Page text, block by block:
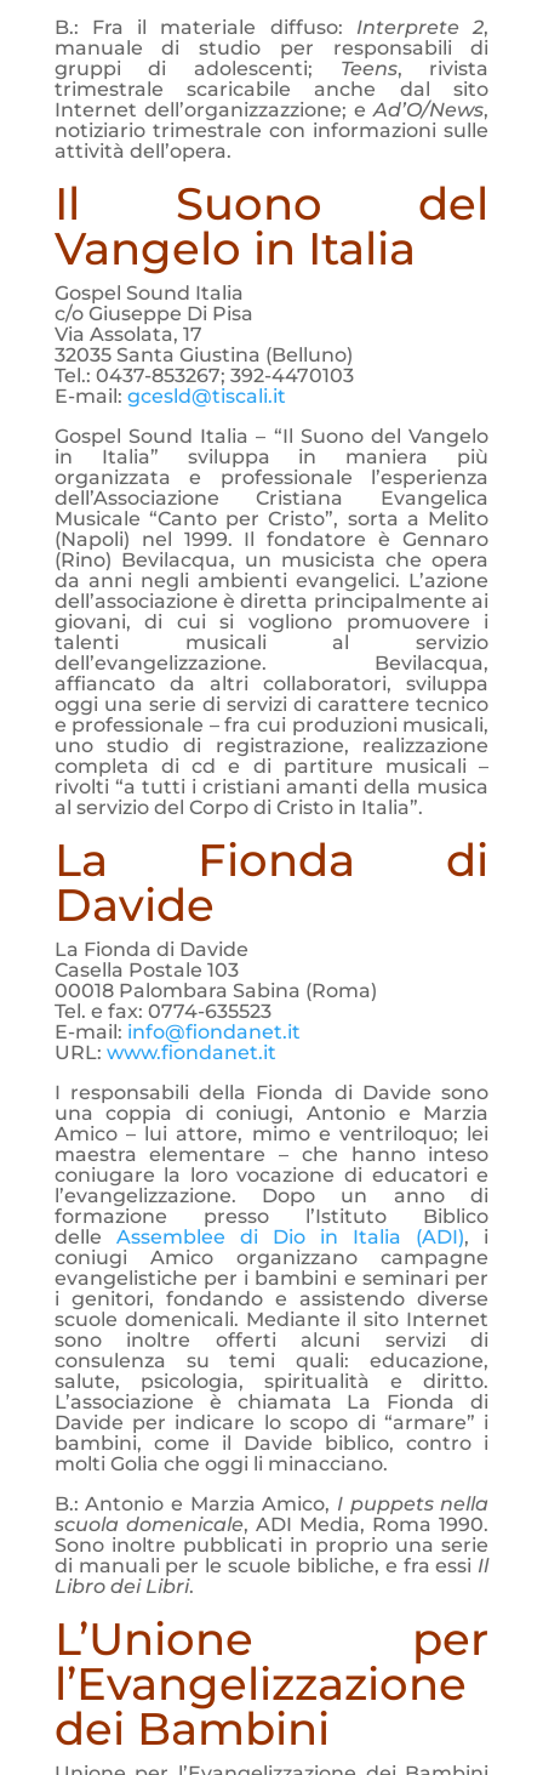
B.: Fra il materiale diffuso: Interprete 2,
manuale di studio per responsabili di
gruppi di adolescenti; Teens, rivista
trimestrale scaricabile anche dal sito
Internet dell’organizzazzione; eAd’O/News,
notiziario trimestrale con informazioni sulle
attività dell’opera.
Il Suono del
Vangelo in Italia
Gospel Sound Italia
c/o Giuseppe Di Pisa
Via Assolata, 17
32035 Santa Giustina (Belluno)
Tel.: 0437-853267; 392-4470103
E-mail: gcesld@tiscali.it
Gospel Sound Italia – “Il Suono del Vangelo
in Italia” sviluppa in maniera più
organizzata e professionale l’esperienza
dell’Associazione Cristiana Evangelica
Musicale “Canto per Cristo”, sorta a Melito
(Napoli) nel 1999. Il fondatore è Gennaro
(Rino) Bevilacqua, un musicista che opera
da anni negli ambienti evangelici. L’azione
dell’associazione è diretta principalmente ai
giovani, di cui si vogliono promuovere i
talenti musicali al servizio
dell’evangelizzazione. Bevilacqua,
affiancato da altri collaboratori, sviluppa
oggi una serie di servizi di carattere tecnico
e professionale – fra cui produzioni musicali,
uno studio di registrazione, realizzazione
completa di cd e di partiture musicali –
rivolti “a tutti i cristiani amanti della musica
al servizio del Corpo di Cristo in Italia”.
La Fionda di
Davide
La Fionda di Davide
Casella Postale 103
00018 Palombara Sabina (Roma)
Tel. e fax: 0774-635523
E-mail: info@fiondanet.it
URL: www.fiondanet.it
I responsabili della Fionda di Davide sono
una coppia di coniugi, Antonio e Marzia
Amico – lui attore, mimo e ventriloquo; lei
maestra elementare – che hanno inteso
coniugare la loro vocazione di educatori e
l’evangelizzazione. Dopo un anno di
formazione presso l’Istituto Biblico
delle Assemblee di Dio in Italia (ADI), i
coniugi Amico organizzano campagne
evangelistiche per i bambini e seminari per
i genitori, fondando e assistendo diverse
scuole domenicali. Mediante il sito Internet
sono inoltre offerti alcuni servizi di
consulenza su temi quali: educazione,
salute, psicologia, spiritualità e diritto.
L’associazione è chiamata La Fionda di
Davide per indicare lo scopo di “armare” i
bambini, come il Davide biblico, contro i
molti Golia che oggi li minacciano.
B.: Antonio e Marzia Amico, I puppets nella
scuola domenicale, ADI Media, Roma 1990.
Sono inoltre pubblicati in proprio una serie
di manuali per le scuole bibliche, e fra essi Il
Libro dei Libri.
L’Unione per
l’Evangelizzazione
dei Bambini